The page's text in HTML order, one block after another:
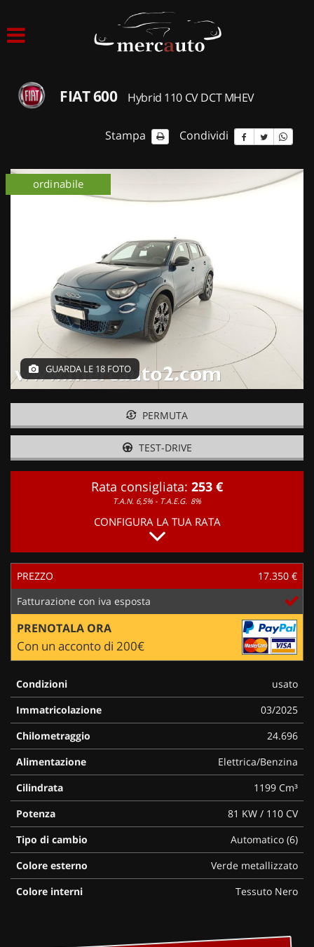
ACQUISTIAMO USATO
NOLEGGIO AUTO
NOLEGGIO BREVE TERMINE
CONTATTI
FIAT 600 Hybrid 110 CV DCT MHEV
Stampa Condividi
ordinabile
GUARDA LE 18 FOTO
PERMUTA
TEST-DRIVE
Rata consigliata: 253 €
T.A.N. 6,5% - T.A.E.G. 8%
CONFIGURA LA TUA RATA
PREZZO
17.350 €
Fatturazione con iva esposta
PRENOTALA ORA
Con un acconto di 200€
Condizioni
usato
Immatricolazione
03/2025
Chilometraggio
24.696
Alimentazione
Elettrica/Benzina
Cilindrata
1199 Cm³
Potenza
81 KW / 110 CV
Tipo di cambio
Automatico (6)
Colore esterno
Verde metallizzato
Colore interni
Tessuto Nero